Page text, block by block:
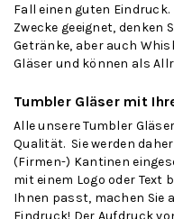
Fall einen guten
Zwecke geeignet, denken
Getränke, aber auch
Gläser und können als
Tumbler Gläser mit
Alle unsere Tumbler
Qualität. Sie werden
(Firmen-) Kantinen
mit einem Logo oder Text
Ihnen passt, machen Sie
Eindruck! Der Aufdruck